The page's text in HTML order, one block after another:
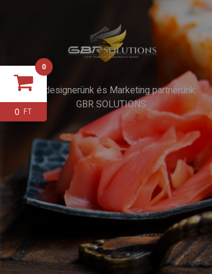
Webdesignerünk és Marketing partnerünk:
GBR SOLUTIONS
0
0 FT